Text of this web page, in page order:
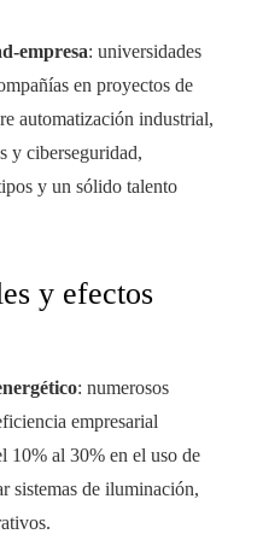
empresa: universidades
en proyectos de
automatización industrial,
y ciberseguridad,
y un sólido talento
y efectos
: numerosos
empresarial
10% al 30% en el uso de
sistemas de iluminación,